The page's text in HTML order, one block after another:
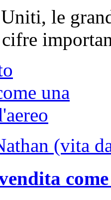
le
cifre
(vita